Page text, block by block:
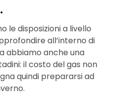
le disposizioni a livello
all’interno di
abbiamo anche una
il costo del gas non
quindi prepararsi ad